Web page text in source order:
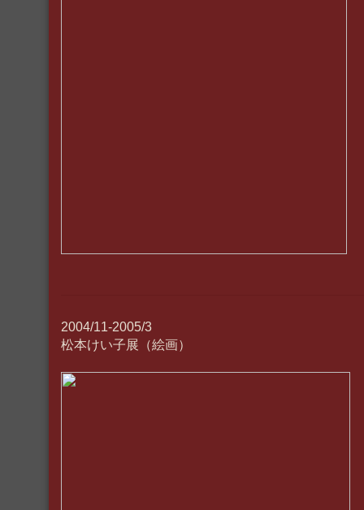
2004/11-2005/3
松本けい子展（絵画）